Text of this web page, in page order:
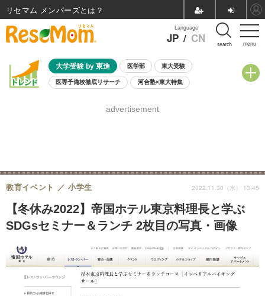
menu
Language
JP / CN search
大学受験 by 東進 医学部 東大受験
医専予備校徹底リサーチ 河合塾×東大特集
8月開催学校説明会・相談会
advertisement
【冬休み2022】帝国ホテル東京料理長と学ぶ
SDGsセミナー＆ランチ 2枚目の写真・画像
教育イベント 小学生 2022.11.30（水） 13:45
リセマム メンバーズ